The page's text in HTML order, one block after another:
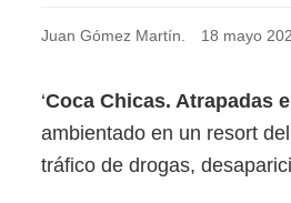
Juan Gómez Martín. 18 mayo
‘Coca Chicas. Atrapadas
ambientado en un resort
tráfico de drogas,